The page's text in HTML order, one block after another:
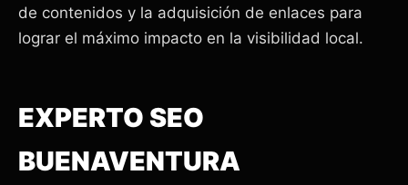
de contenidos y la adquisición de enlaces para
lograr el máximo impacto en la visibilidad local.
EXPERTO SEO
BUENAVENTURA